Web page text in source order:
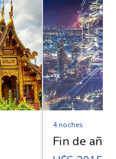
4 noches
Fin de año